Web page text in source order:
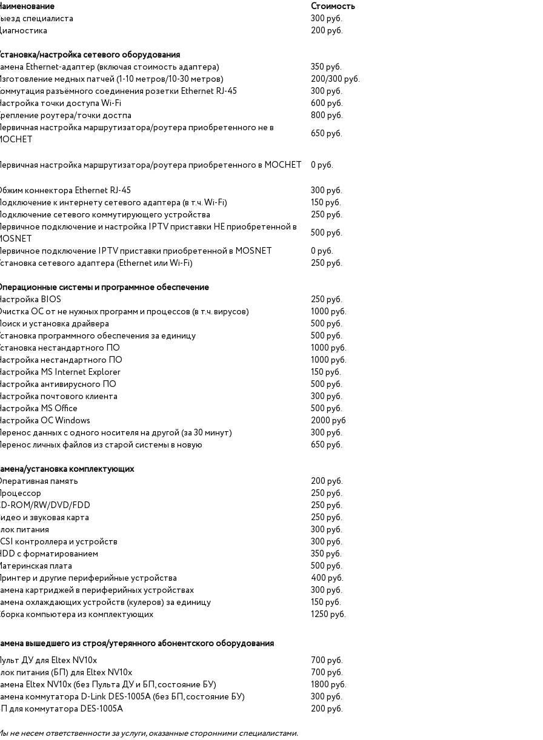
Стоимость
специалиста
300 руб.
200 руб.
настройка сетевого оборудования
Ethernet-адаптер (включая стоимость адаптера)
350 руб.
медных патчей (1-10 метров/10-30 метров)
200/300 руб.
разъёмного соединения розетки Ethernet RJ-45
300 руб.
точки доступа Wi-Fi
600 руб.
роутера/точки достпа
800 руб.
настройка маршрутизатора/роутера приобретенного не в
650 руб.
настройка маршрутизатора/роутера приобретенного в МОСНЕТ 0 руб.
коннектора Ethernet RJ-45
300 руб.
к интернету сетевого адаптера (в т.ч. Wi-Fi)
150 руб.
сетевого коммутирующего устройства
250 руб.
подключение и настройка IPTV приставки НЕ приобретенной в
500 руб.
подключение IPTV приставки приобретенной в MOSNET
0 руб.
сетевого адаптера (Ethernet или Wi-Fi)
250 руб.
системы и программное обеспечение
BIOS
250 руб.
ОС от не нужных программ и процессов (в т.ч. вирусов)
1000 руб.
и установка драйвера
500 руб.
программного обеспечения за единицу
500 руб.
нестандартного ПО
1000 руб.
нестандартного ПО
1000 руб.
MS Internet Explorer
150 руб.
антивирусного ПО
500 руб.
почтового клиента
300 руб.
MS Office
500 руб.
ОС Windows
2000 руб
данных с одного носителя на другой (за 30 минут)
300 руб.
личных файлов из старой системы в новую
650 руб.
установка комплектующих
память
200 руб.
250 руб.
ROM/RW/DVD/FDD
250 руб.
и звуковая карта
250 руб.
питания
300 руб.
контроллера и устройств
300 руб.
с форматированием
350 руб.
плата
500 руб.
и другие периферийные устройства
400 руб.
картриджей в периферийных устройствах
300 руб.
охлаждающих устройств (кулеров) за единицу
150 руб.
компьютера из комплектующих
1250 руб.
вышедшего из строя/утерянного абонентского оборудования
ДУ для Eltex NV10х
700 руб.
питания (БП) для Eltex NV10х
700 руб.
Eltex NV10х (без Пульта ДУ и БП, состояние БУ)
1800 руб.
коммутатора D-Link DES-1005A (без БП, состояние БУ)
300 руб.
для коммутатора DES-1005A
200 руб.
не несем ответственности за услуги, оказанные сторонними специалистами.